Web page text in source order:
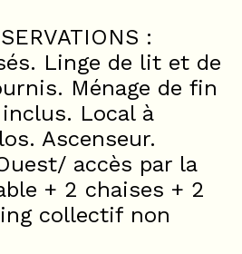
:
Linge de lit et de
Ménage de fin
Local à
Ascenseur.
accès par la
+ 2 chaises + 2
collectif non